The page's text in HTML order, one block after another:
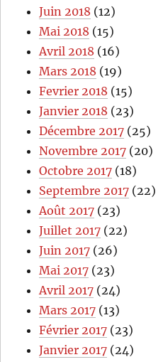
Juin 2018 (12)
Mai 2018 (15)
Avril 2018 (16)
Mars 2018 (19)
Fevrier 2018 (15)
Janvier 2018 (23)
Décembre 2017 (25)
Novembre 2017 (20)
Octobre 2017 (18)
Septembre 2017 (22)
Août 2017 (23)
Juillet 2017 (22)
Juin 2017 (26)
Mai 2017 (23)
Avril 2017 (24)
Mars 2017 (13)
Février 2017 (23)
Janvier 2017 (24)